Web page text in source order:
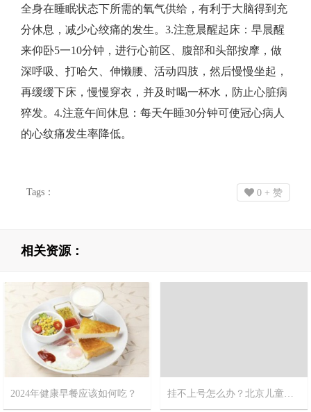
全身在睡眠状态下所需的氧气供给，有利于大脑得到充
分休息，减少心绞痛的发生。​3.注意晨醒起床：早晨醒
来仰卧5一10分钟，进行心前区、腹部和头部按摩，做
深呼吸、打哈欠、伸懒腰、活动四肢，然后慢慢坐起，
再缓缓下床，慢慢穿衣，并及时喝一杯水，防止心脏病
猝发。​4.注意午间休息：每天午睡30分钟可使冠心病人
的心纹痛发生率降低。
Tags： 0 + 赞
相关资源：
2024年健康早餐应该如何吃？ 挂不上号怎么办？北京儿童医院攻略